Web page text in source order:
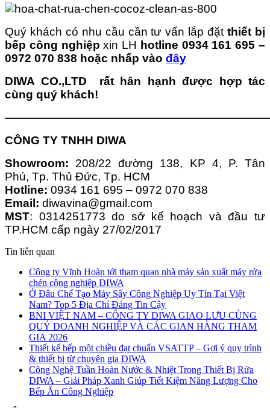
Quý khách có nhu cầu cần tư vấn lắp đặtthiết bị
bếp công nghiệpxin LH hotline 0934 161 695 –
0972 070 838 hoặc nhấp vào đây
DIWA CO.,LTD rất hân hạnh được hợp tác
cùng quý khách!
CÔNG TY TNHH DIWA
Showroom: 208/22 đường 138, KP 4, P. Tân
Phú, Tp. Thủ Đức, Tp. HCM
Hotline: 0934 161 695 – 0972 070 838
Email: diwavina@gmail.com
MST: 0314251773 do sở kế hoạch và đầu tư
TP.HCM cấp ngày 27/02/2017
Tin liên quan
Công ty Vĩnh Hoàn tới tham quan nhà máy sản xuất máy rửa
chén công nghiệp DIWA
Ở Đâu Chế Tạo Máy Sấy Công Nghiệp Uy Tín Tại Việt
Nam? Top 5 Địa Chỉ Đáng Tin Cậy
BNI VIỆT NAM – CÔNG TY DIWA GIAO LƯU CÙNG
QUÝ DOANH NGHIỆP VÀ CÁC GIAN HÀNG THAM
GIA 2026
Thiết kế bếp một chiều đạt chuẩn VSATTP – Gợi ý quy trình
& thiết bị từ chuyên gia DIWA
Công Nghệ Tuần Hoàn Nước & Nhiệt Trong Thiết Bị Rửa
DIWA – Giải Pháp Xanh Giúp Tiết Kiệm Năng Lượng Cho
Bếp Ăn Công Nghiệp